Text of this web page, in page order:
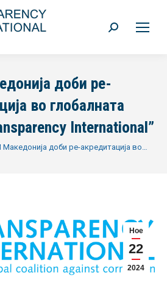
Search:
доби ре-
во глобалната
International”
Македонија доби ре-акредитација во…
Ное
22
2024